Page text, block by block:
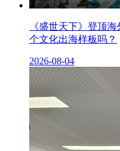
《盛世天下》登顶
个文化出海样板吗？
2026-08-04